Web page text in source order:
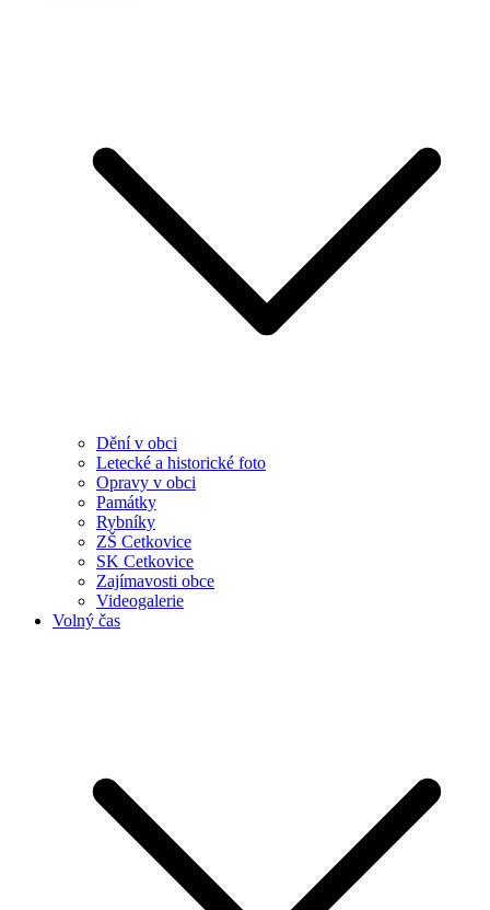
Dění v obci
Letecké a historické foto
Opravy v obci
Památky
Rybníky
ZŠ Cetkovice
SK Cetkovice
Zajímavosti obce
Videogalerie
Volný čas